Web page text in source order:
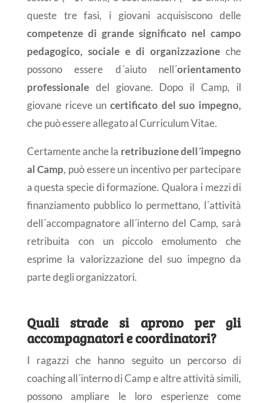
queste tre fasi, i giovani acquisiscono delle
competenze di grande significato nel campo
pedagogico, sociale e di organizzazione che
possono essere d´aiuto nell´orientamento
professionaledel giovane. Dopo il Camp, il
giovane riceve un certificato del suo impegno,
che può essere allegato al Curriculum Vitae.
Certamente anche la retribuzione dell´impegno
al Camp, può essere un incentivo per partecipare
a questa specie di formazione. Qualora i mezzi di
finanziamento pubblico lo permettano, l´attività
dell´accompagnatore all´interno del Camp, sarà
retribuita con un piccolo emolumento che
esprime la valorizzazione del suo impegno da
parte degli organizzatori.
Quali strade si aprono per gli
accompagnatori e coordinatori?
I ragazzi che hanno seguito un percorso di
coaching all´interno di Camp e altre attività simili,
possono ampliare le loro esperienze come